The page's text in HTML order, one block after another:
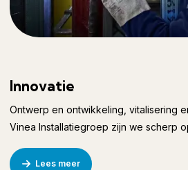
Innovatie
Ontwerp en ontwikkeling, vitalisering
Vinea Installatiegroep zijn we scherp
Lees meer